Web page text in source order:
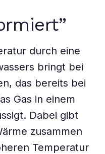
durch eine
bringt bei
das bereits bei
Gas in einem
Dabei gibt
zusammen
Temperatur